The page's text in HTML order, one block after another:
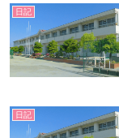
日記
日記